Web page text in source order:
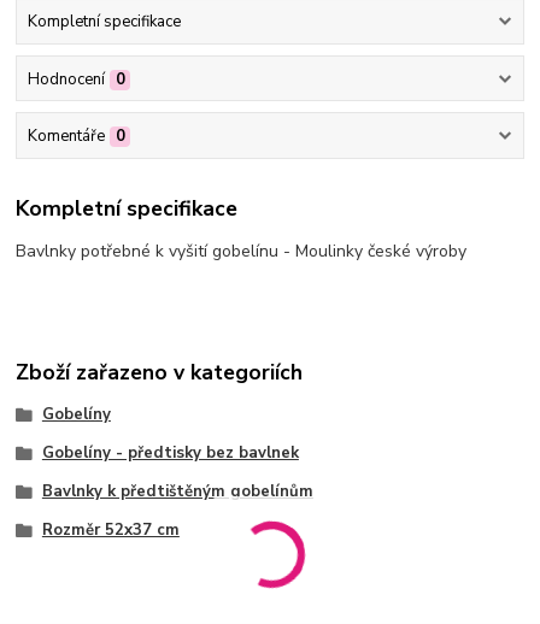
Kompletní specifikace
Hodnocení 0
Komentáře 0
Kompletní specifikace
Bavlnky potřebné k vyšití gobelínu - Moulinky české výroby
Zboží zařazeno v kategoriích
Gobelíny
Gobelíny - předtisky bez bavlnek
Bavlnky k předtištěným gobelínům
Rozměr 52x37 cm